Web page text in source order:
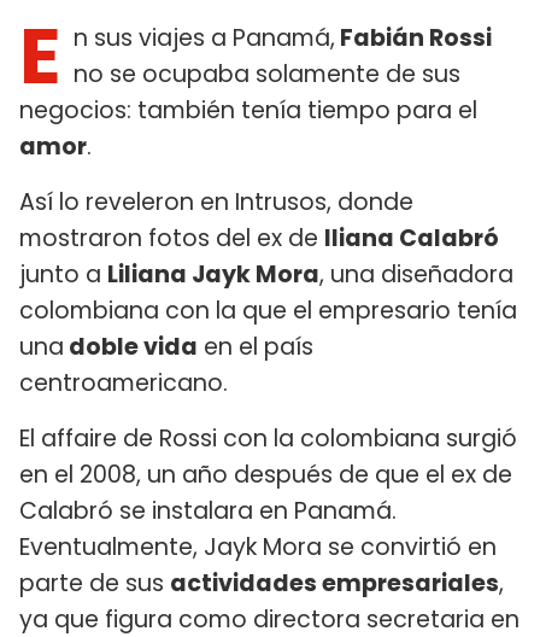
E n sus viajes a Panamá, Fabián Rossi
no se ocupaba solamente de sus
negocios: también tenía tiempo para el
amor.
Así lo reveleron en Intrusos, donde
mostraron fotos del ex de Iliana Calabró
junto a Liliana Jayk Mora, una diseñadora
colombiana con la que el empresario tenía
una doble vida en el país
centroamericano.
El affaire de Rossi con la colombiana surgió
en el 2008, un año después de que el ex de
Calabró se instalara en Panamá.
Eventualmente, Jayk Mora se convirtió en
parte de sus actividades empresariales,
ya que figura como directora secretaria en